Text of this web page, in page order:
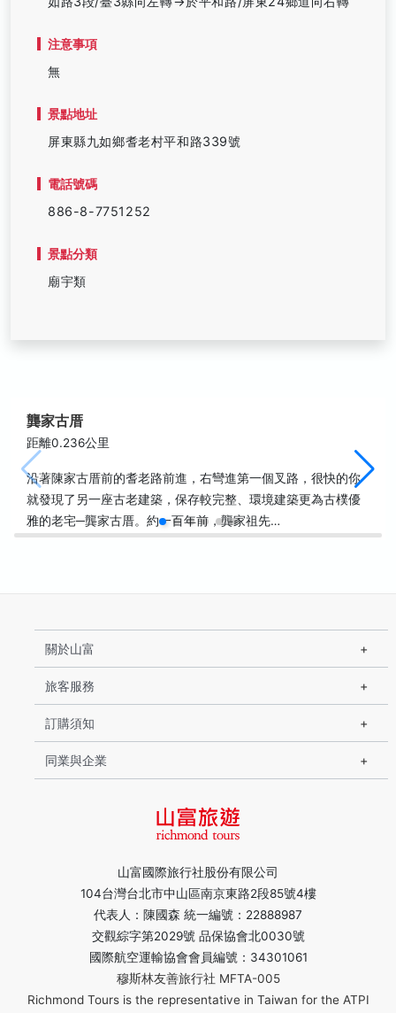
注意事項
無
景點地址
屏東縣九如鄉耆老村平和路339號
電話號碼
886-8-7751252
景點分類
廟宇類
龔家古厝
距離0.236公里
沿著陳家古厝前的耆老路前進，右彎進第一個叉路，很快的你
就發現了另一座古老建築，保存較完整、環境建築更為古樸優
雅的老宅─龔家古厝。約一百年前，龔家祖先…
山富國際旅行社股份有限公司
104台灣台北市中山區南京東路2段85號4樓
代表人：陳國森 統一編號：22888987
交觀綜字第2029號 品保協會北0030號
國際航空運輸協會會員編號：34301061
穆斯林友善旅行社 MFTA-005
Richmond Tours is the representative in Taiwan for the ATPI
關於山富
旅客服務
訂購須知
同業與企業